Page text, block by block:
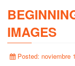
IMAGES
Posted: noviembre